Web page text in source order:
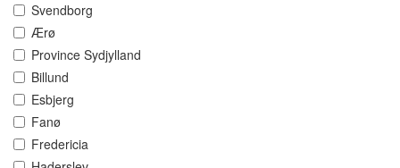
Svendborg
Ærø
Province Sydjylland
Billund
Esbjerg
Fanø
Fredericia